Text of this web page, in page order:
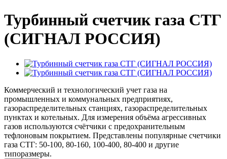
Турбинный счетчик газа СТГ
(СИГНАЛ РОССИЯ)
Коммерческий и технологический учет газа на
промышленных и коммунальных предприятиях,
газораспределительных станциях, газораспределительных
пунктах и котельных. Для измерения объёма агрессивных
газов используются счётчики с предохранительным
тефлоновым покрытием. Представлены популярные счетчики
газа СТГ: 50-100, 80-160, 100-400, 80-400 и другие
типоразмеры.